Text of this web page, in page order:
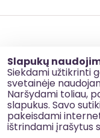
Slapukų
Siekdami užtikrinti
svetainėje
Naršydami toliau,
slapukus. Savo
pakeisdami
ištrindami įrašytus
Slapukų
Korupcijos
Kontaktai